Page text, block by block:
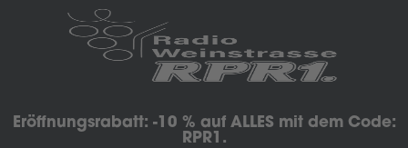
Eröffnungsrabatt: -10 % auf ALLES mit dem Code:
RPR1.